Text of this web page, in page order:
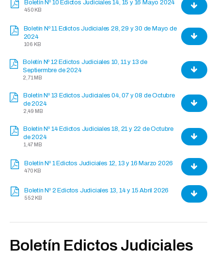
Boletín Nº 10 Edictos Judiciales 14, 15 y 16 Mayo 2024
450 KB
Boletín Nº 11 Edictos Judiciales 28, 29 y 30 de Mayo de
2024
106 KB
Boletín Nº 12 Edictos Judiciales 10, 11 y 13 de
Septiermbre de 2024
2,71 MB
Boletín Nº 13 Edictos Judiciales 04, 07 y 08 de Octubre
de 2024
2,49 MB
Boletín Nº 14 Edictos Judiciales 18, 21 y 22 de Octubre
de 2024
1,47 MB
Boletín Nº 1 Edictos Judiciales 12, 13 y 16 Marzo 2026
470 KB
Boletín Nº 2 Edictos Judiciales 13, 14 y 15 Abril 2026
552 KB
Boletín Edictos Judiciales